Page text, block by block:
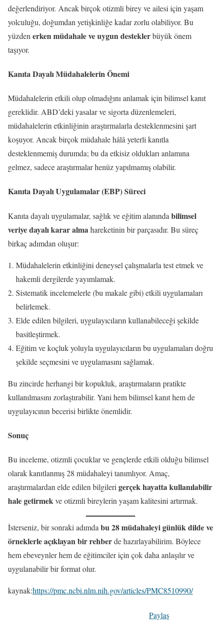
değerlendiriyor. Ancak birçok otizmli birey ve ailesi için yaşam
yolculuğu, doğumdan yetişkinliğe kadar zorlu olabiliyor. Bu
yüzden erken müdahale ve uygun desteklerbüyük önem
taşıyor.
Kanıta Dayalı Müdahalelerin Önemi
Müdahalelerin etkili olup olmadığını anlamak için bilimsel kanıt
gereklidir. ABD’deki yasalar ve sigorta düzenlemeleri,
müdahalelerin etkinliğinin araştırmalarla desteklenmesini şart
koşuyor. Ancak birçok müdahale hâlâ yeterli kanıtla
desteklenmemiş durumda; bu da etkisiz oldukları anlamına
gelmez, sadece araştırmalar henüz yapılmamış olabilir.
Kanıta Dayalı Uygulamalar (EBP) Süreci
Kanıta dayalı uygulamalar, sağlık ve eğitim alanında bilimsel
veriye dayalı karar alma hareketinin bir parçasıdır. Bu süreç
birkaç adımdan oluşur:
Müdahalelerin etkinliğini deneysel çalışmalarla test etmek ve
hakemli dergilerde yayımlamak.
Sistematik incelemelerle (bu makale gibi) etkili uygulamaları
belirlemek.
Elde edilen bilgileri, uygulayıcıların kullanabileceği şekilde
basitleştirmek.
Eğitim ve koçluk yoluyla uygulayıcıların bu uygulamaları doğru
şekilde seçmesini ve uygulamasını sağlamak.
Bu zincirde herhangi bir kopukluk, araştırmaların pratikte
kullanılmasını zorlaştırabilir. Yani hem bilimsel kanıt hem de
uygulayıcının becerisi birlikte önemlidir.
Sonuç
Bu inceleme, otizmli çocuklar ve gençlerde etkili olduğu bilimsel
olarak kanıtlanmış 28 müdahaleyi tanımlıyor. Amaç,
araştırmalardan elde edilen bilgileri gerçek hayatta kullanılabilir
hale getirmekve otizmli bireylerin yaşam kalitesini artırmak.
İsterseniz, bir sonraki adımda bu 28 müdahaleyi günlük dilde ve
örneklerle açıklayan bir rehberde hazırlayabilirim. Böylece
hem ebeveynler hem de eğitimciler için çok daha anlaşılır ve
uygulanabilir bir format olur.
kaynak:https://pmc.ncbi.nlm.nih.gov/articles/PMC8510990/
Paylaş